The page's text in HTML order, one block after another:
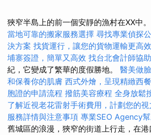
狹窄半島上的前一個安靜的漁村在XX中。
當地可靠的搬家服務選擇 尋找專業偵探
決方案 找貨運行，讓您的貨物運輸更高
埔寨簽證，簡單又高效 找台北會計師協
紀，它變成了繁華的度假勝地。 醫美做
和保養你的肌膚 西式外燴，呈現精緻西
胞證的申請流程 撥筋美容療程 全身放鬆
了解近視老花雷射手術費用，計劃您的視
服務詳情與注意事項 專業SEO Agency
舊城區的浪漫，狹窄的街道上行走，在